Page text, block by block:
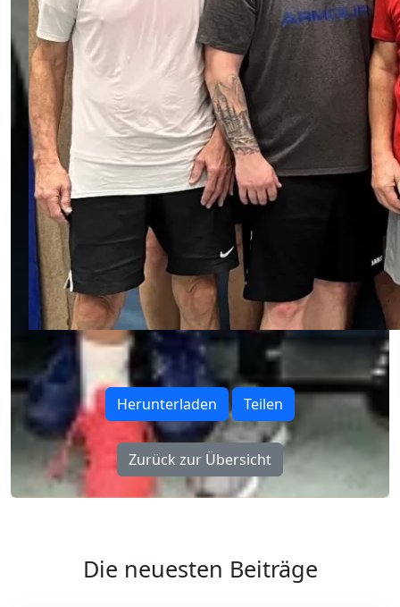
Herunterladen Teilen
Zurück zur Übersicht
Die neuesten Beiträge